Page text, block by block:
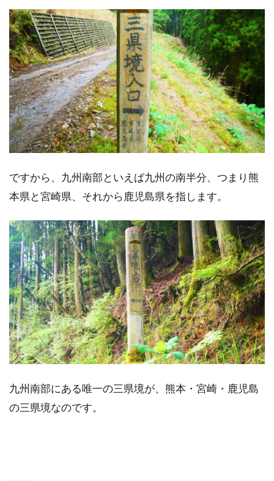
ですから、九州南部といえば九州の南半分、つまり熊
本県と宮崎県、それから鹿児島県を指します。
九州南部にある唯一の三県境が、熊本・宮崎・鹿児島
の三県境なのです。